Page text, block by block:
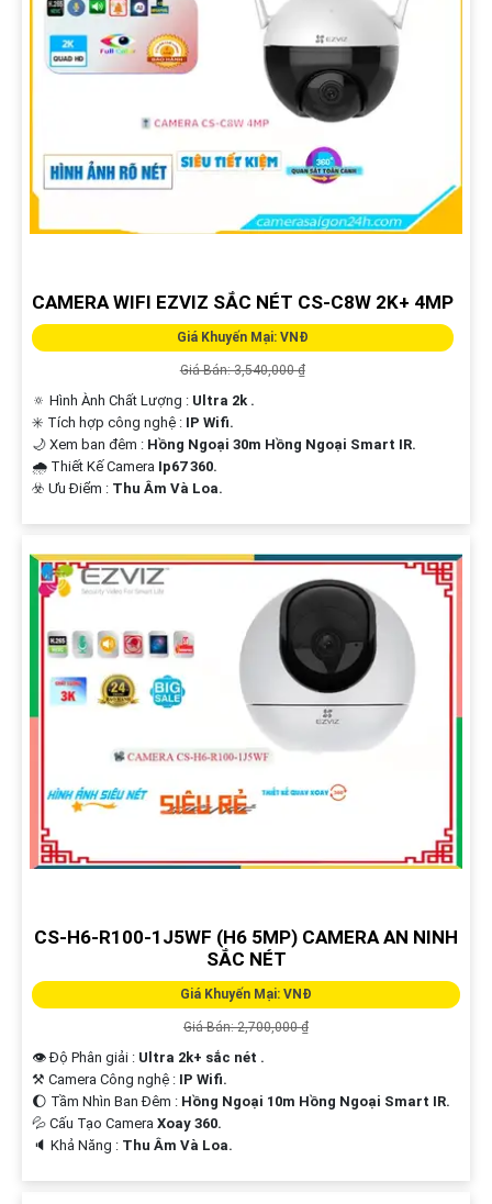
CAMERA WIFI EZVIZ SẮC NÉT CS-C8W 2K+ 4MP
Giá Khuyến Mại: VNĐ
Giá Bán: 3,540,000 ₫
🔅 Hình Ành Chất Lượng : Ultra 2k .
✳️ Tích hợp công nghệ : IP Wifi.
🌙 Xem ban đêm : Hồng Ngoại 30m Hồng Ngoại Smart IR.
🌧️ Thiết Kế Camera Ip67 360.
️☣️ Ưu Điểm : Thu Âm Và Loa.
CS-H6-R100-1J5WF (H6 5MP) CAMERA AN NINH
SẮC NÉT
Giá Khuyến Mại: VNĐ
Giá Bán: 2,700,000 ₫
👁 Độ Phân giải : Ultra 2k+ sắc nét .
⚒ Camera Công nghệ : IP Wifi.
🌔 Tầm Nhìn Ban Đêm : Hồng Ngoại 10m Hồng Ngoại Smart IR.
💦 Cấu Tạo Camera Xoay 360.
️🔈 Khả Năng : Thu Âm Và Loa.